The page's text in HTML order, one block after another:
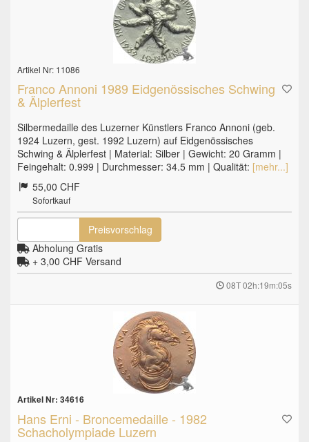
Artikel Nr: 11086
Franco Annoni 1989 Eidgenössisches Schwing
& Älplerfest
Silbermedaille des Luzerner Künstlers Franco Annoni (geb.
1924 Luzern, gest. 1992 Luzern) auf Eidgenössisches
Schwing & Älplerfest | Material: Silber | Gewicht: 20 Gramm |
Feingehalt: 0.999 | Durchmesser: 34.5 mm | Qualität: [mehr...]
55,00 CHF
Sofortkauf
Preisvorschlag
Abholung Gratis
+ 3,00 CHF Versand
08T 02h:19m:04s
Artikel Nr: 34616
Hans Erni - Broncemedaille - 1982
Schacholympiade Luzern